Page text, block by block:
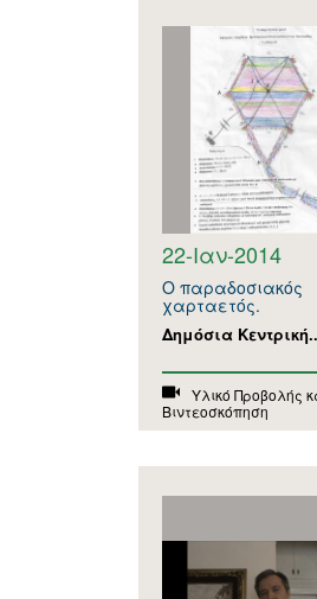
22-Ιαν-2014
Ο παραδοσιακός
χαρταετός.
Δημόσια
Υλικό Προβολής
Βιντεοσκόπηση